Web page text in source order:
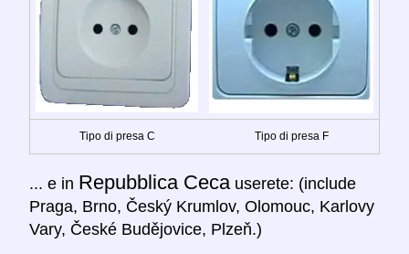
Tipo di presa C Tipo di presa F
... e in Repubblica Ceca userete: (include
Praga, Brno, Český Krumlov, Olomouc, Karlovy
Vary, České Budějovice, Plzeň.)